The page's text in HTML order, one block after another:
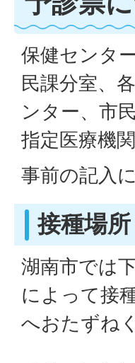
保健センタ
民課分室、
ンター、市
指定医療機
事前の記入
接種場所
湖南市では
によって接
へおたずね